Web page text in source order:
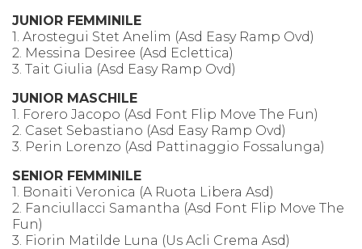
JUNIOR FEMMINILE
1. Arostegui Stet Anelim (Asd Easy Ramp Ovd)
2. Messina Desiree (Asd Eclettica)
3. Tait Giulia (Asd Easy Ramp Ovd)
JUNIOR MASCHILE
1. Forero Jacopo (Asd Font Flip Move The Fun)
2. Caset Sebastiano (Asd Easy Ramp Ovd)
3. Perin Lorenzo (Asd Pattinaggio Fossalunga)
SENIOR FEMMINILE
1. Bonaiti Veronica (A Ruota Libera Asd)
2. Fanciullacci Samantha (Asd Font Flip Move The
Fun)
3. Fiorin Matilde Luna (Us Acli Crema Asd)